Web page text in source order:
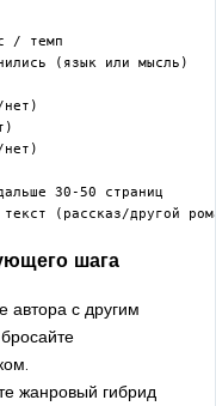
/ темп
(язык или мысль)
30-50 страниц
шага
автора с другим
жанровый гибрид